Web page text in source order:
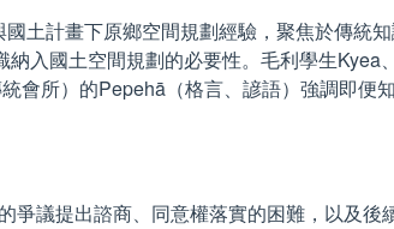
土計畫下原鄉空間規劃經驗，聚焦於傳統
入國土空間規劃的必要性。毛利學生Kyea、
會所）的Pepehā（格言、諺語）強調即便
議提出諮商、同意權落實的困難，以及後續